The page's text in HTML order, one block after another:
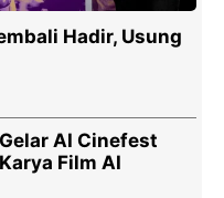
Hadir, Usung
AI Cinefest
Karya Film AI